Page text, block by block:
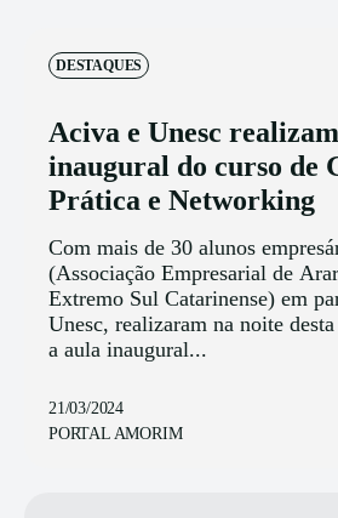
DESTAQUES
Aciva e Unesc
inaugural do curso de
Prática e Networking
Com mais de 30 alunos
(Associação Empresarial de
Extremo Sul Catarinense) em
Unesc, realizaram na noite
a aula inaugural...
21/03/2024
PORTAL AMORIM